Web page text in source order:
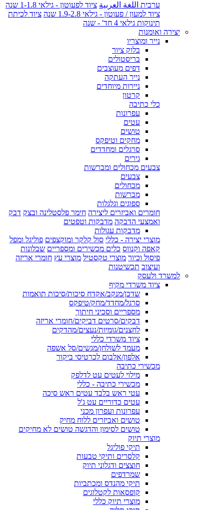
ערבית اللغة العربية ציוד לפעוטון - גילאי 1-1.8 שנה
ציוד למעון / פעוטון - גילאי 1.9-2.8 שנה
ציוד לכיתת
תינוקות גילאי 4 חד' - שנה
יצירה ואומנות
נייר ומוצריו
בלוק ציור
בריסטולים
דפים מעוצבים
נייר העתקה
ניירות מיוחדים
קרטון
כלי כתיבה
עפרונות
עטים
טושים
מחקים וטיפקס
סרגלים ומחדדים
גירים
צבעים מכחולים ומברשות
צבעים
מכחולים
מברשות
ספוגים וגלגלות
חומרים ואביזרים ליצירה חימר פלסטלינה ובצק דבק
ואמצעי הדבקה מדבקות וטפטים
מדבקות עגולות
מוצרי יצירה - כללי סול קלקר ומוקצפים פוליגל ומפל
קאפה וקנווס כלים מכשירים ומספריים שבלונות
פיסול וכיור מוצרי טקסטיל מוצרי עץ חומרי אריזה
ועיצוב תכשיטנות
למשרד ולעסק
ציוד משרדי מקיף
שדכן/מנקב/אקדח סיכות/סיכות תואמות
סרגל/מחדד/מחק/טיפקס
מספריים וסכיני חיתוך
דבקים/סרטים דביקים/חומרי אריזה
לחצנים/גומיות/נעצים/מהדקים
ציוד משרדי כללי
מעמד לשולחן/מגשים/סל אשפה
אלפון/אלבום לכרטיסי ביקור
מכשירי כתיבה
מילוי לעטים עט לדלפק
מכשירי כתיבה - כללי
עטי ראש בלבד עטים ראש סיכה
עטים כדוריים עט ג'ל
עפרונות ועפרון מכני
טושים ואביזרים ללוח מחיק
טושים לסימון והדגשה טושים לא מחיקים
מוצרי תיוק
תיקי פוליגל
קלסרים ותיקי טבעות
חוצצים ודגלוני תיוק
שמרדפים
תיקי מהנדס ומכתביות
קופסאות לקטלוגים
מוצרי תיוק כללי